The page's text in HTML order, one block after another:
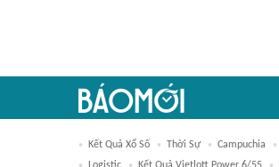
Kết Quả Xổ Số Thời Sự Campuchia